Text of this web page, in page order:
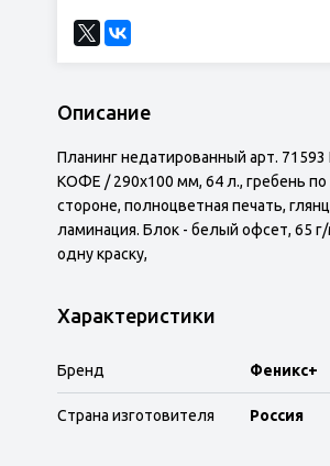
Описание
Планинг недатированный арт.
КОФЕ / 290х100 мм, 64 л., гребень
стороне, полноцветная печать,
ламинация. Блок - белый офсет, 65 г/
одну краску,
Характеристики
Бренд Феникс+
Страна изготовителя Россия